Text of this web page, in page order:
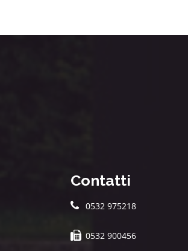
Contatti
0532 975218
0532 900456